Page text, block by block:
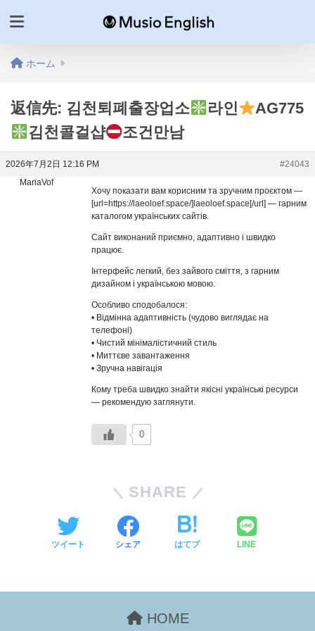
ホーム
返信先: 김천퇴폐출장업소 라인
AG775
김천콜걸샵
조건만남
2026年7月2日 12:16 PM
#24043
MariaVof
Хочу показати вам корисним та зручним проєктом —
[url=https://laeoloef.space/]laeoloef.space[/url] — гарним
каталогом українських сайтів.
Сайт виконаний приємно, адаптивно і швидко
працює.
Інтерфейс легкий, без зайвого сміття, з гарним
дизайном і українською мовою.
Особливо сподобалося:
• Відмінна адаптивність (чудово виглядає на
телефоні)
• Чистий мінімалістичний стиль
• Миттєве завантаження
• Зручна навігація
Кому треба швидко знайти якісні українські ресурси
— рекомендую заглянути.
0
SHARE
ツイート シェア はてブ LINE
HOME